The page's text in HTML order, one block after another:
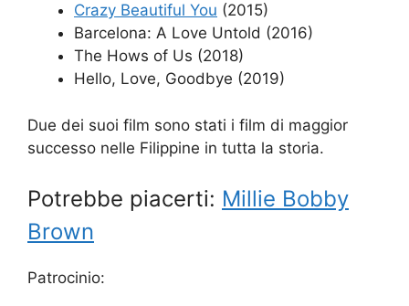
Crazy Beautiful You (2015)
Barcelona: A Love Untold (2016)
The Hows of Us (2018)
Hello, Love, Goodbye (2019)
Due dei suoi film sono stati i film di maggior
successo nelle Filippine in tutta la storia.
Potrebbe piacerti: Millie Bobby
Brown
Patrocinio: